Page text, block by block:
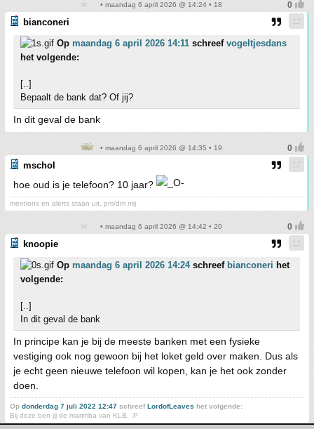
• maandag 6 april 2026 @ 14:24 • 18
bianconeri
Op maandag 6 april 2026 14:11 schreef vogeltjesdans
het volgende:
[..]
Bepaalt de bank dat? Of jij?
In dit geval de bank
• maandag 6 april 2026 @ 14:35 • 19
mschol
hoe oud is je telefoon? 10 jaar?
mentions en alerts staan uit, pm/dm mij
• maandag 6 april 2026 @ 14:42 • 20
knoopie
Op maandag 6 april 2026 14:24schreef bianconeri het
volgende:
[..]
In dit geval de bank
In principe kan je bij de meeste banken met een fysieke
vestiging ook nog gewoon bij het loket geld over maken. Dus als
je echt geen nieuwe telefoon wil kopen, kan je het ook zonder
doen.
Op donderdag 7 juli 2022 12:47 schreefLordofLeaves het volgende:
Bij deze ben jij de marimba van KLB. :P